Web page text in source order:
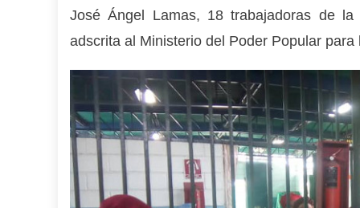
José Ángel Lamas, 18 trabajadoras de la
adscrita al Ministerio del Poder Popular